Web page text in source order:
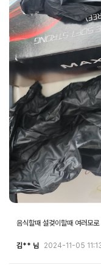
음식할때 설겆이할때 여러모
김** 님 2024-11-05